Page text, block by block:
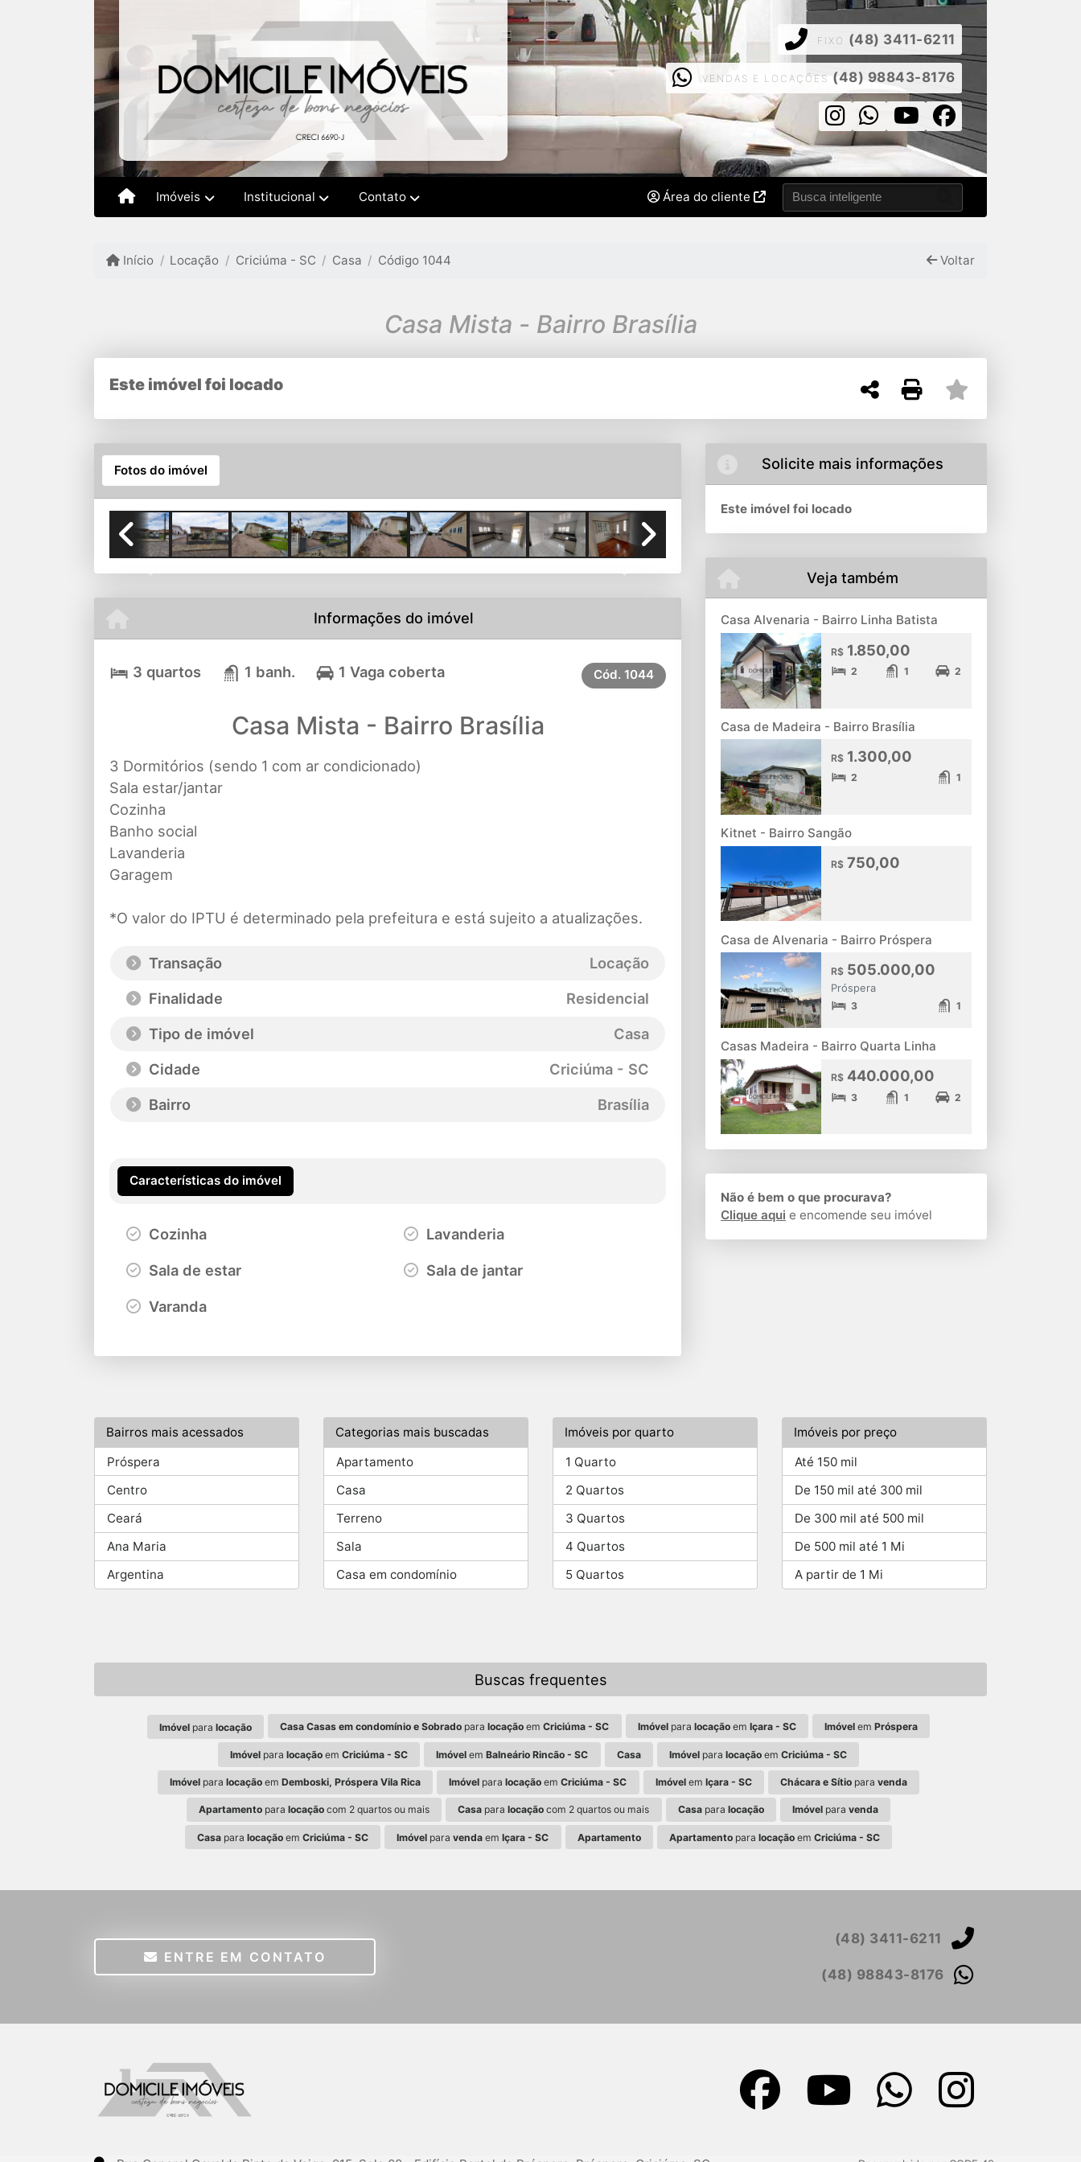
Imóveis Institucional Contato Área do cliente
FIXO (48) 3411-6211
VENDAS E LOCAÇÕES (48) 98843-8176
Início Locação Criciúma - SC Casa Código 1044 Voltar
Casa Mista - Bairro Brasília
Este imóvel foi locado
Fotos do imóvel
Informações do imóvel
3 quartos 1 banh. 1 Vaga coberta Cód. 1044
Casa Mista - Bairro Brasília
3 Dormitórios (sendo 1 com ar condicionado)
Sala estar/jantar
Cozinha
Banho social
Lavanderia
Garagem
*O valor do IPTU é determinado pela prefeitura e está sujeito a atualizações.
Transação
Locação
Finalidade
Residencial
Tipo de imóvel
Casa
Cidade
Criciúma - SC
Bairro
Brasília
Características do imóvel
Cozinha Lavanderia
Sala de estar Sala de jantar
Varanda
Solicite mais informações
Este imóvel foi locado
Veja também
Casa Alvenaria - Bairro Linha Batista
R$1.850,00
2 1 2
Casa de Madeira - Bairro Brasília
R$1.300,00
2 1
Kitnet - Bairro Sangão
R$750,00
Casa de Alvenaria - Bairro Próspera
R$505.000,00
Próspera
3 1
Casas Madeira - Bairro Quarta Linha
R$440.000,00
3 1 2
Não é bem o que procurava?
Clique aqui e encomende seu imóvel
Bairros mais acessados
Próspera
Centro
Ceará
Ana Maria
Argentina
Categorias mais buscadas
Apartamento
Casa
Terreno
Sala
Casa em condomínio
Imóveis por quarto
1 Quarto
2 Quartos
3 Quartos
4 Quartos
5 Quartos
Imóveis por preço
Até 150 mil
De 150 mil até 300 mil
De 300 mil até 500 mil
De 500 mil até 1 Mi
A partir de 1 Mi
Buscas frequentes
Imóvelpara locação Casa Casas em condomínio e Sobrado paralocação emCriciúma - SC Imóvelpara locaçãoem Içara - SC Imóvel emPróspera
Imóvelpara locaçãoem Criciúma - SC Imóvel emBalneário Rincão - SC Casa Imóvel paralocação emCriciúma - SC
Imóvelpara locaçãoem Demboski, Próspera Vila Rica Imóvel paralocação emCriciúma - SC Imóvelem Içara - SC Chácara e Sítio paravenda
Apartamentopara locaçãocom 2 quartos ou mais Casa paralocação com 2 quartos ou mais Casapara locação Imóvel paravenda
Casapara locaçãoem Criciúma - SC Imóvel paravenda emIçara - SC Apartamento Apartamento paralocação emCriciúma - SC
ENTRE EM CONTATO
(48) 3411-6211
(48) 98843-8176